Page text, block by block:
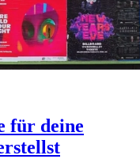
für deine